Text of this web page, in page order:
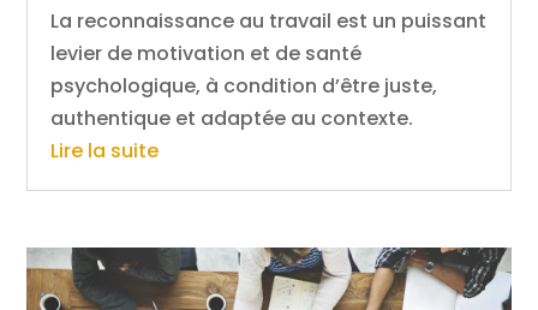
La reconnaissance au travail est un puissant
levier de motivation et de santé
psychologique, à condition d’être juste,
authentique et adaptée au contexte.
Lire la suite